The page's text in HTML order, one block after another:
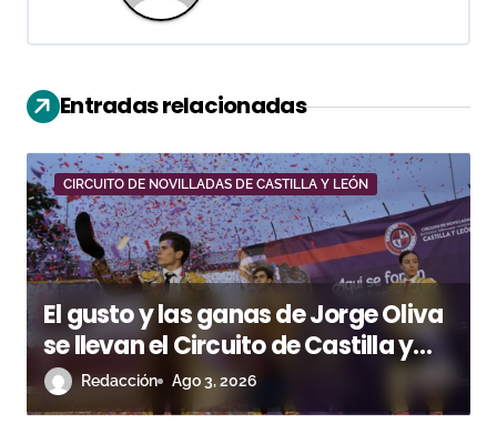
c
i
ó
n
d
e
e
n
t
Entradas relacionadas
CIRCUITO DE NOVILLADAS DE CASTILLA Y LEÓN
El gusto y las ganas de Jorge Oliva
se llevan el Circuito de Castilla y
LeónRedacción Ago 3, 2026